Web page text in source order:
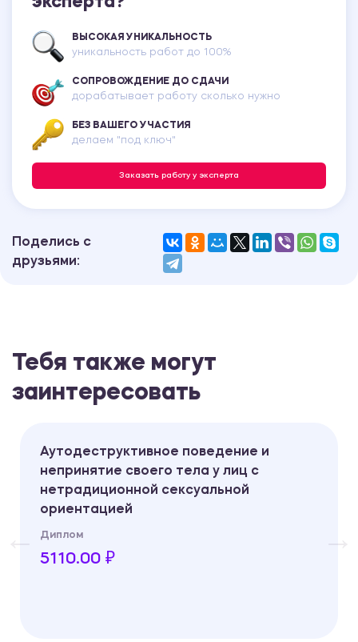
ВЫСОКАЯ УНИКАЛЬНОСТЬ
уникальность работ до 100%
СОПРОВОЖДЕНИЕ ДО СДАЧИ
дорабатывает работу сколько нужно
БЕЗ ВАШЕГО УЧАСТИЯ
делаем "под ключ"
Заказать работу у эксперта
Поделись с
друзьями:
Тебя также могут
заинтересовать
Аутодеструктивное поведение и
непринятие своего тела у лиц с
нетрадиционной сексуальной
ориентацией
Диплом
5110.00 ₽